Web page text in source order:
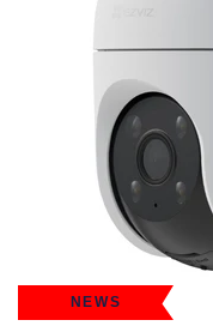
NEWS